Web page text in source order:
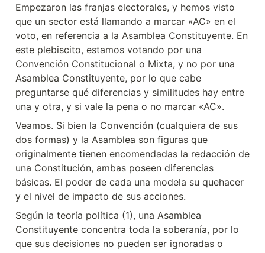
Empezaron las franjas electorales, y hemos visto
que un sector está llamando a marcar «AC» en el
voto, en referencia a la Asamblea Constituyente. En
este plebiscito, estamos votando por una
Convención Constitucional o Mixta, y no por una
Asamblea Constituyente, por lo que cabe
preguntarse qué diferencias y similitudes hay entre
una y otra, y si vale la pena o no marcar «AC».
Veamos. Si bien la Convención (cualquiera de sus
dos formas) y la Asamblea son figuras que
originalmente tienen encomendadas la redacción de
una Constitución, ambas poseen diferencias
básicas. El poder de cada una modela su quehacer
y el nivel de impacto de sus acciones.
Según la teoría política (1), una Asamblea
Constituyente concentra toda la soberanía, por lo
que sus decisiones no pueden ser ignoradas o